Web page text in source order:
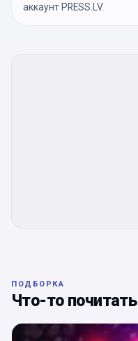
аккаунт PRESS.LV.
ПОДБОРКА
Что-то почитать